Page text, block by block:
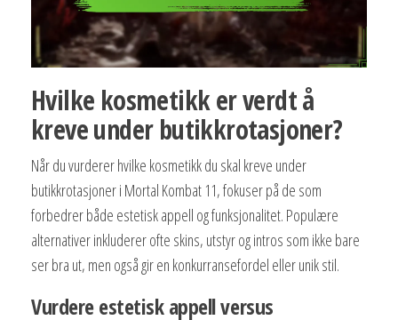
Hvilke kosmetikk er verdt å
kreve under butikkrotasjoner?
Når du vurderer hvilke kosmetikk du skal kreve under
butikkrotasjoner i Mortal Kombat 11, fokuser på de som
forbedrer både estetisk appell og funksjonalitet. Populære
alternativer inkluderer ofte skins, utstyr og intros som ikke bare
ser bra ut, men også gir en konkurransefordel eller unik stil.
Vurdere estetisk appell versus